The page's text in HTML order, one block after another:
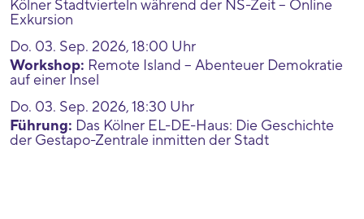
Kölner Stadtvierteln während der NS-Zeit – Online
Exkursion
Do. 03. Sep. 2026, 18:00 Uhr
Workshop: Remote Island – Abenteuer Demokratie
auf einer Insel
Do. 03. Sep. 2026, 18:30 Uhr
Führung: Das Kölner EL-DE-Haus: Die Geschichte
der Gestapo-Zentrale inmitten der Stadt